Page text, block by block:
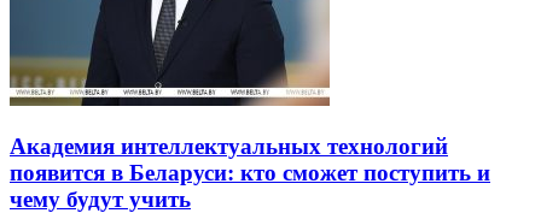
Академия интеллектуальных технологий
появится в Беларуси: кто сможет поступить и
чему будут учить